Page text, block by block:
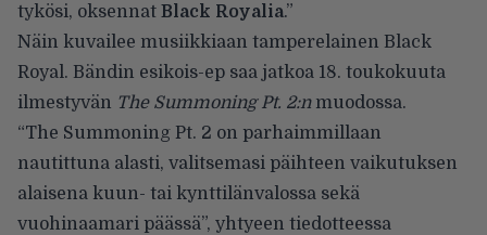
tykösi, oksennat Black Royalia.”
Näin kuvailee musiikkiaan tamperelainen Black
Royal. Bändin esikois-ep saa jatkoa 18. toukokuuta
ilmestyvän The Summoning Pt. 2:nmuodossa.
“The Summoning Pt. 2 on parhaimmillaan
nautittuna alasti, valitsemasi päihteen vaikutuksen
alaisena kuun- tai kynttilänvalossa sekä
vuohinaamari päässä”, yhtyeen tiedotteessa